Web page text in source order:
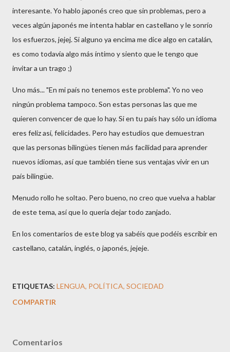
interesante. Yo hablo japonés creo que sin problemas, pero a
veces algún japonés me intenta hablar en castellano y le sonrío
los esfuerzos, jejej. Si alguno ya encima me dice algo en catalán,
es como todavía algo más íntimo y siento que le tengo que
invitar a un trago ;)
Uno más... "En mi país no tenemos este problema". Yo no veo
ningún problema tampoco. Son estas personas las que me
quieren convencer de que lo hay. Si en tu país hay sólo un idioma
eres feliz así, felicidades. Pero hay estudios que demuestran
que las personas bilingües tienen más facilidad para aprender
nuevos idiomas, así que también tiene sus ventajas vivir en un
país bilingüe.
Menudo rollo he soltao. Pero bueno, no creo que vuelva a hablar
de este tema, así que lo quería dejar todo zanjado.
En los comentarios de este blog ya sabéis que podéis escribir en
castellano, catalán, inglés, o japonés, jejeje.
ETIQUETAS: LENGUA POLÍTICA SOCIEDAD
COMPARTIR
Comentarios